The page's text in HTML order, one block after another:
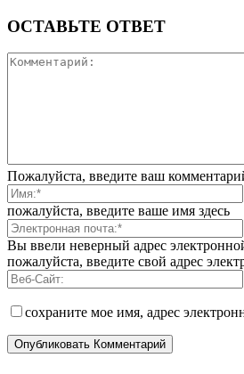
ОСТАВЬТЕ ОТВЕТ
Пожалуйста, введите ваш
пожалуйста, введите ваше имя здесь
Вы ввели неверный адрес
пожалуйста, введите свой адрес
сохраните мое имя, адрес